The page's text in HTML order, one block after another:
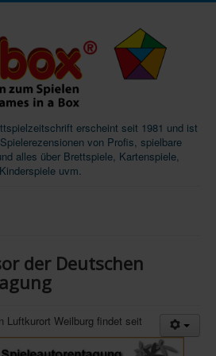
erscheint seit 1981 und ist
von Profis, spielbare
alles über Brettspiele, Kartenspiele,
Kinderspiele uvm.
der Deutschen
Luftkurort Weilburg findet seit